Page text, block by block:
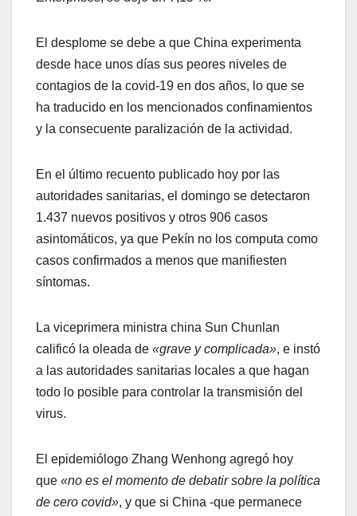
El desplome se debe a que China experimenta
desde hace unos días sus peores niveles de
contagios de la covid-19 en dos años, lo que se
ha traducido en los mencionados confinamientos
y la consecuente paralización de la actividad.
En el último recuento publicado hoy por las
autoridades sanitarias, el domingo se detectaron
1.437 nuevos positivos y otros 906 casos
asintomáticos, ya que Pekín no los computa como
casos confirmados a menos que manifiesten
síntomas.
La viceprimera ministra china Sun Chunlan
calificó la oleada de «grave y complicada», e instó
a las autoridades sanitarias locales a que hagan
todo lo posible para controlar la transmisión del
virus.
El epidemiólogo Zhang Wenhong agregó hoy
que «no es el momento de debatir sobre la política
de cero covid», y que si China -que permanece